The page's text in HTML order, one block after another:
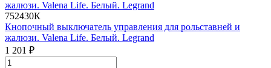
752430К
Кнопочный выключатель управления для рольставней и
жалюзи. Valena Life. Белый. Legrand
1 201 ₽